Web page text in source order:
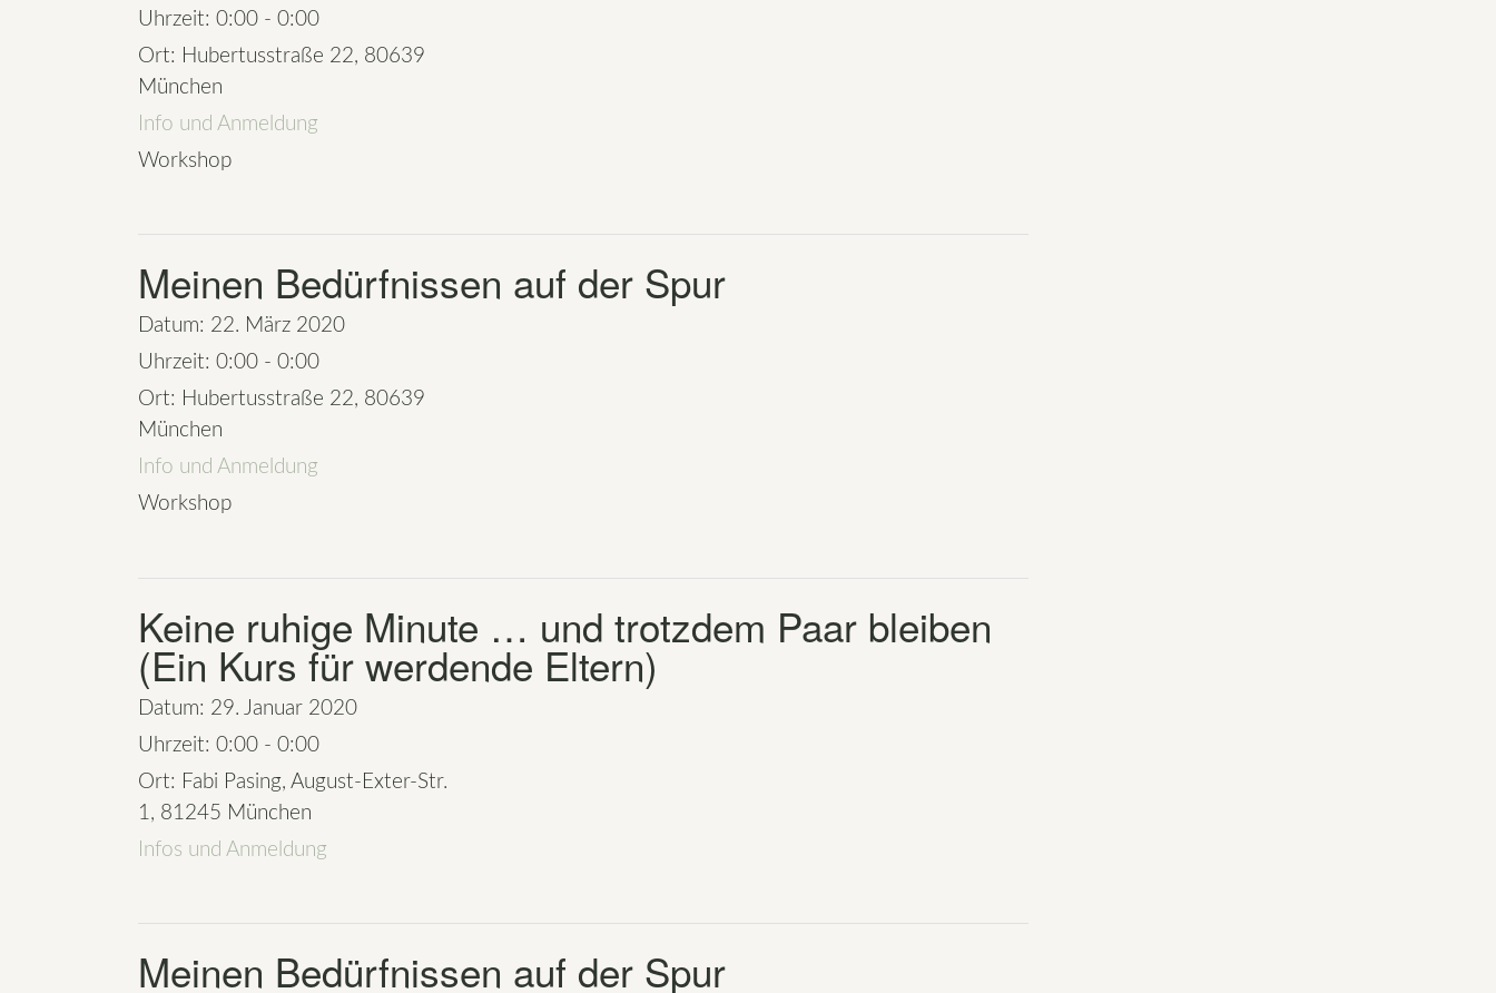
Uhrzeit: 0:00 - 0:00
Ort: Hubertusstraße 22, 80639
München
Info und Anmeldung
Workshop
Meinen Bedürfnissen auf der Spur
Datum: 22. März 2020
Uhrzeit: 0:00 - 0:00
Ort: Hubertusstraße 22, 80639
München
Info und Anmeldung
Workshop
Keine ruhige Minute … und trotzdem Paar bleiben
(Ein Kurs für werdende Eltern)
Datum: 29. Januar 2020
Uhrzeit: 0:00 - 0:00
Ort: Fabi Pasing, August-Exter-Str.
1, 81245 München
Infos und Anmeldung
Meinen Bedürfnissen auf der Spur